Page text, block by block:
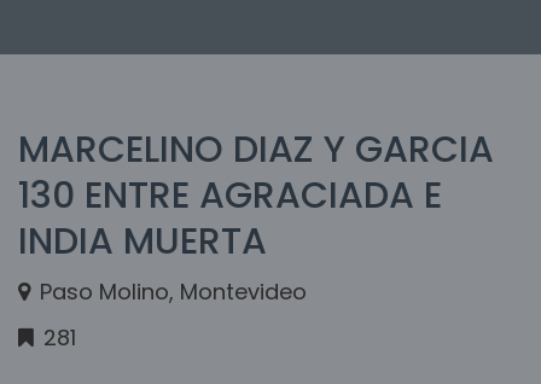
MARCELINO DIAZ Y GARCIA
130 ENTRE AGRACIADA E
INDIA MUERTA
Paso Molino, Montevideo
281